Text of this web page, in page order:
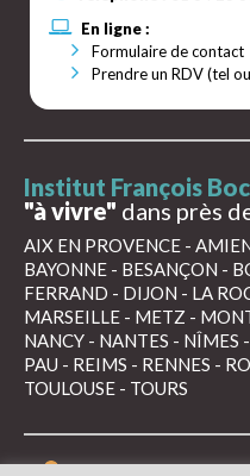
En ligne :
Formulaire de contact
Prendre un RDV (tel
Institut François
"à vivre" dans près
AIX EN PROVENCE -
BAYONNE - BESANÇON -
FERRAND - DIJON - LA
MARSEILLE - METZ -
NANCY - NANTES - NÎMES -
PAU - REIMS - RENNES -
TOULOUSE - TOURS